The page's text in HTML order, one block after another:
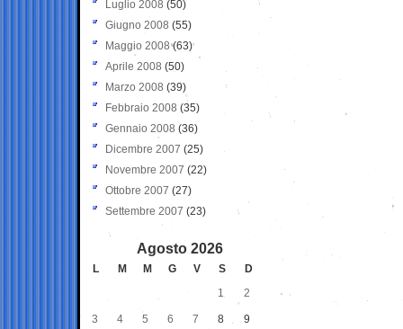
Luglio 2008 (50)
Giugno 2008 (55)
Maggio 2008(63)
Aprile 2008 (50)
Marzo 2008 (39)
Febbraio 2008 (35)
Gennaio 2008 (36)
Dicembre 2007 (25)
Novembre 2007 (22)
Ottobre 2007 (27)
Settembre 2007 (23)
Agosto 2026
L M M G V S
D
1
2
3 4 5 6 7 8 9